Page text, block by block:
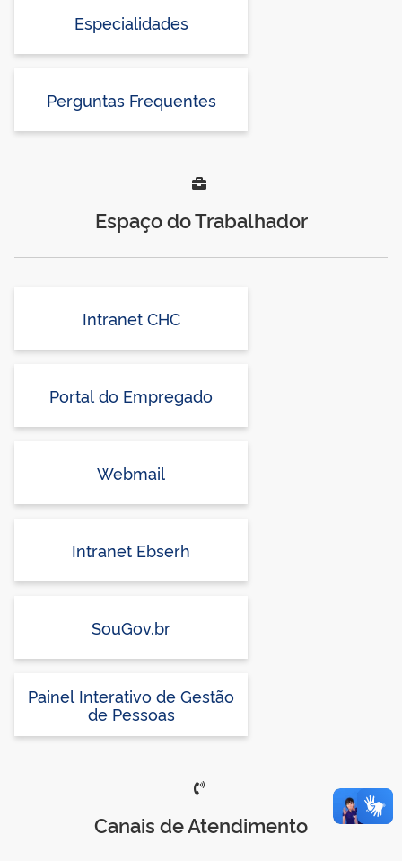
Especialidades
Perguntas Frequentes
Espaço do Trabalhador
Intranet CHC
Portal do Empregado
Webmail
Intranet Ebserh
SouGov.br
Painel Interativo de Gestão
de Pessoas
Canais de Atendimento